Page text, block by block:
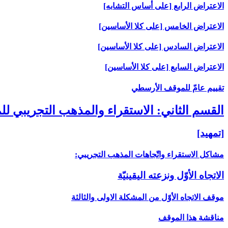
الاعتراض الرابع [على أساس التشابه‏]
الاعتراض الخامس [على كلا الأساسين‏]
الاعتراض السادس [على كلا الأساسين‏]
الاعتراض السابع [على كلا الأساسين‏]
تقييم عامّ للموقف الأرسطي
القسم الثاني: الاستقراء والمذهب التجريبي
[تمهيد]
مشاكل الاستقراء واتّجاهات المذهب التجريبي:
الاتجاه الأوّل ونزعته اليقينيّة
موقف الاتجاه الأوّل من المشكلة الاولى والثالثة
مناقشة هذا الموقف